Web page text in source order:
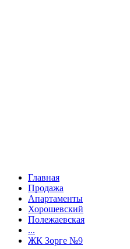
Главная
Продажа
Апартаменты
Хорошевский
Полежаевская
...
ЖК Зорге №9